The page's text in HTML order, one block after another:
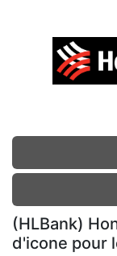
(HLBank)
d'icone pour